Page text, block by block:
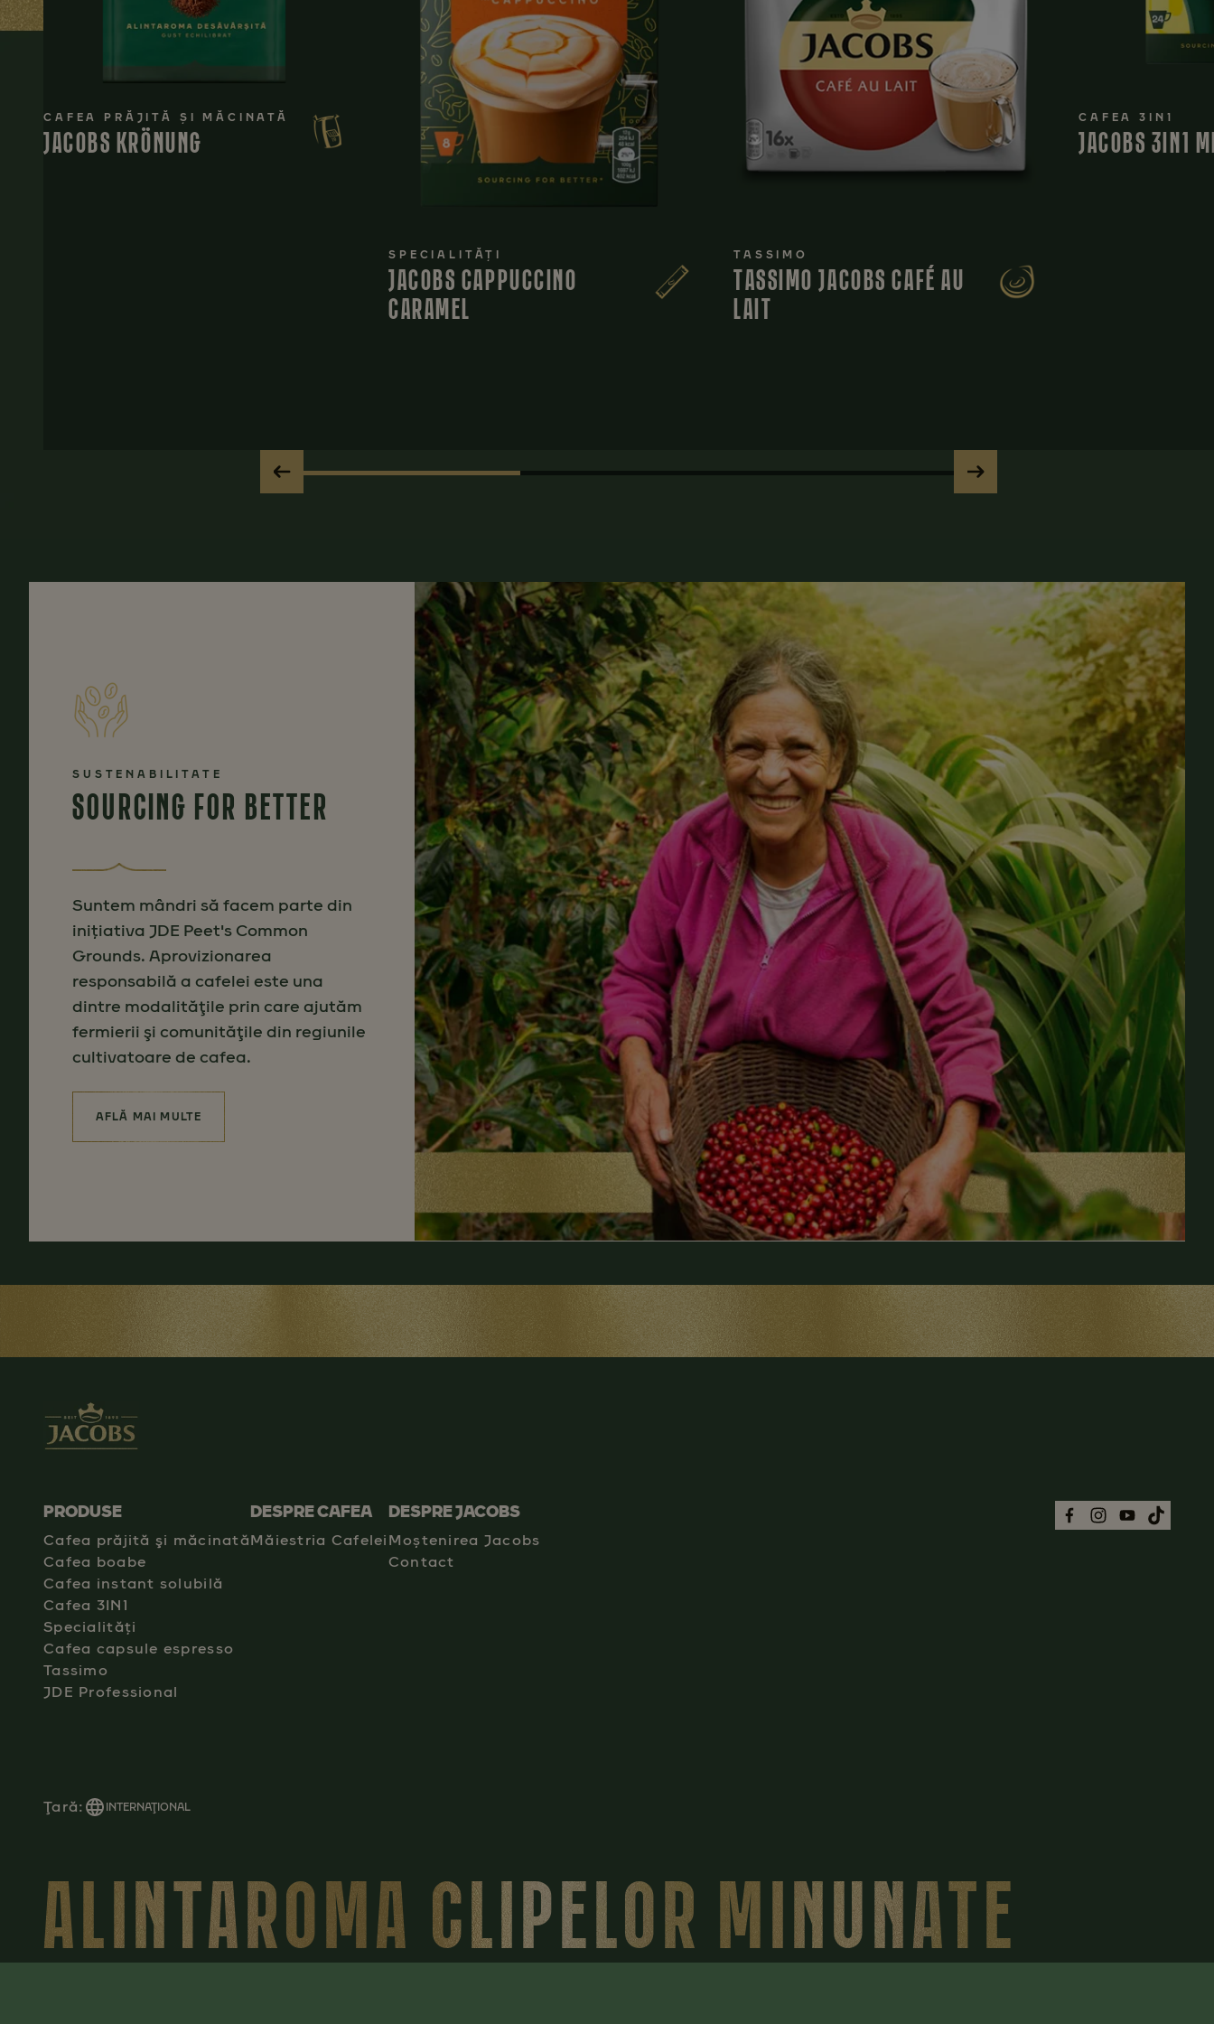
CAFEA PRĂJITĂ ȘI MĂCINATĂ
JACOBS KRÖNUNG
SPECIALITĂȚI
JACOBS CAPPUCCINO
CARAMEL
TASSIMO
TASSIMO JACOBS CAFÉ AU
LAIT
CAFEA 3IN1
JACOBS 3IN1
SUSTENABILITATE
SOURCING FOR BETTER
Suntem mândri să facem parte din
inițiativa JDE Peet's Common
Grounds. Aprovizionarea
responsabilă a cafelei este una
dintre modalităţile prin care ajutăm
fermierii şi comunităţile din regiunile
cultivatoare de cafea.
AFLĂ MAI MULTE
PRODUSE
Cafea prăjită şi măcinată
Cafea boabe
Cafea instant solubilă
Cafea 3IN1
Specialități
Cafea capsule espresso
Tassimo
JDE Professional
DESPRE CAFEA
Măiestria Cafelei
DESPRE JACOBS
Moștenirea Jacobs
Contact
Ţară: INTERNAŢIONAL
ALINTAROMA CLIPELOR MINUNATE